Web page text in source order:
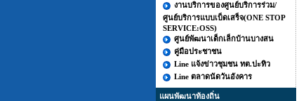
งานบริการของศูนย์บริการร่วม/
ศูนย์บริการแบบเบ็ดเสร็จ(ONE STOP
SERVICE:OSS)
ศูนย์พัฒนาเด็กเล็กบ้านบางสน
คู่มือประชาชน
Line แจ้งข่าวชุมชน ทต.ปะทิว
Line ตลาดนัดวันอังคาร
แผนพัฒนาท้องถิ่น